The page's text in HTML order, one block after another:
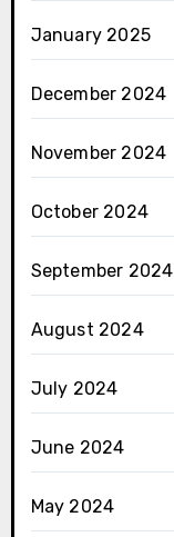
January 2025
December 2024
November 2024
October 2024
September 2024
August 2024
July 2024
June 2024
May 2024